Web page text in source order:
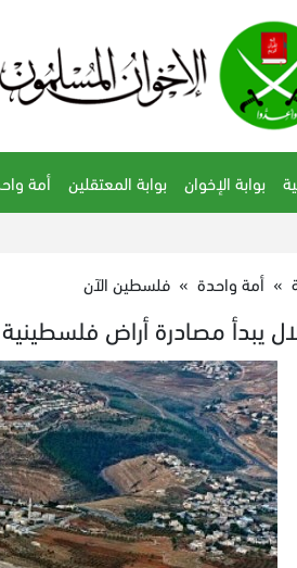
بوابة الإخوان بوابة المعتقلين أمة
» أمة واحدة » فلسطين الآن
يبدأ مصادرة أراض